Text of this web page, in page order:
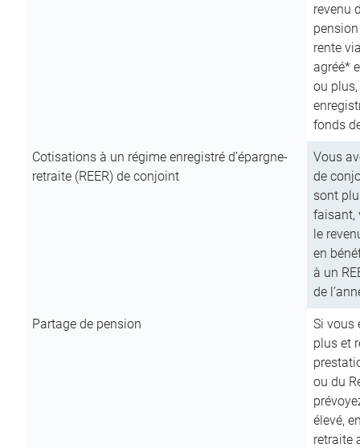
revenu
rente
agréé*
ou
fonds
Cotisations à un régime enregistré d’épargne-
retraite (REER) de conjoint
Vous
de
sont
faisant,
le
en
à un
de
Partage de pension
Si vous
plus et
ou du
élevé,
retraite